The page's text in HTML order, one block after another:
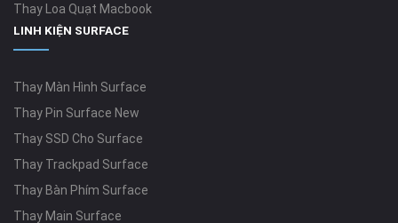
Thay Loa Quạt Macbook
LINH KIỆN SURFACE
Thay Màn Hình Surface
Thay Pin Surface New
Thay SSD Cho Surface
Thay Trackpad Surface
Thay Bàn Phím Surface
Thay Main Surface